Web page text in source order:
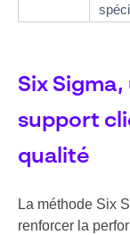
Six
support
qualité
La méthode Six
renforcer la